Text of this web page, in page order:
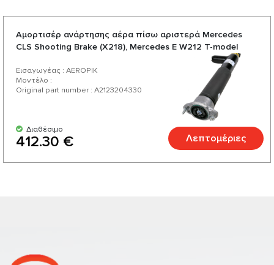
Αμορτισέρ ανάρτησης αέρα πίσω αριστερά Mercedes
CLS Shooting Brake (X218), Mercedes E W212 T-model
Εισαγωγέας : AEROPIK
Μοντέλο :
Original part number : A2123204330
Διαθέσιμο
412.30 € Λεπτομέριες